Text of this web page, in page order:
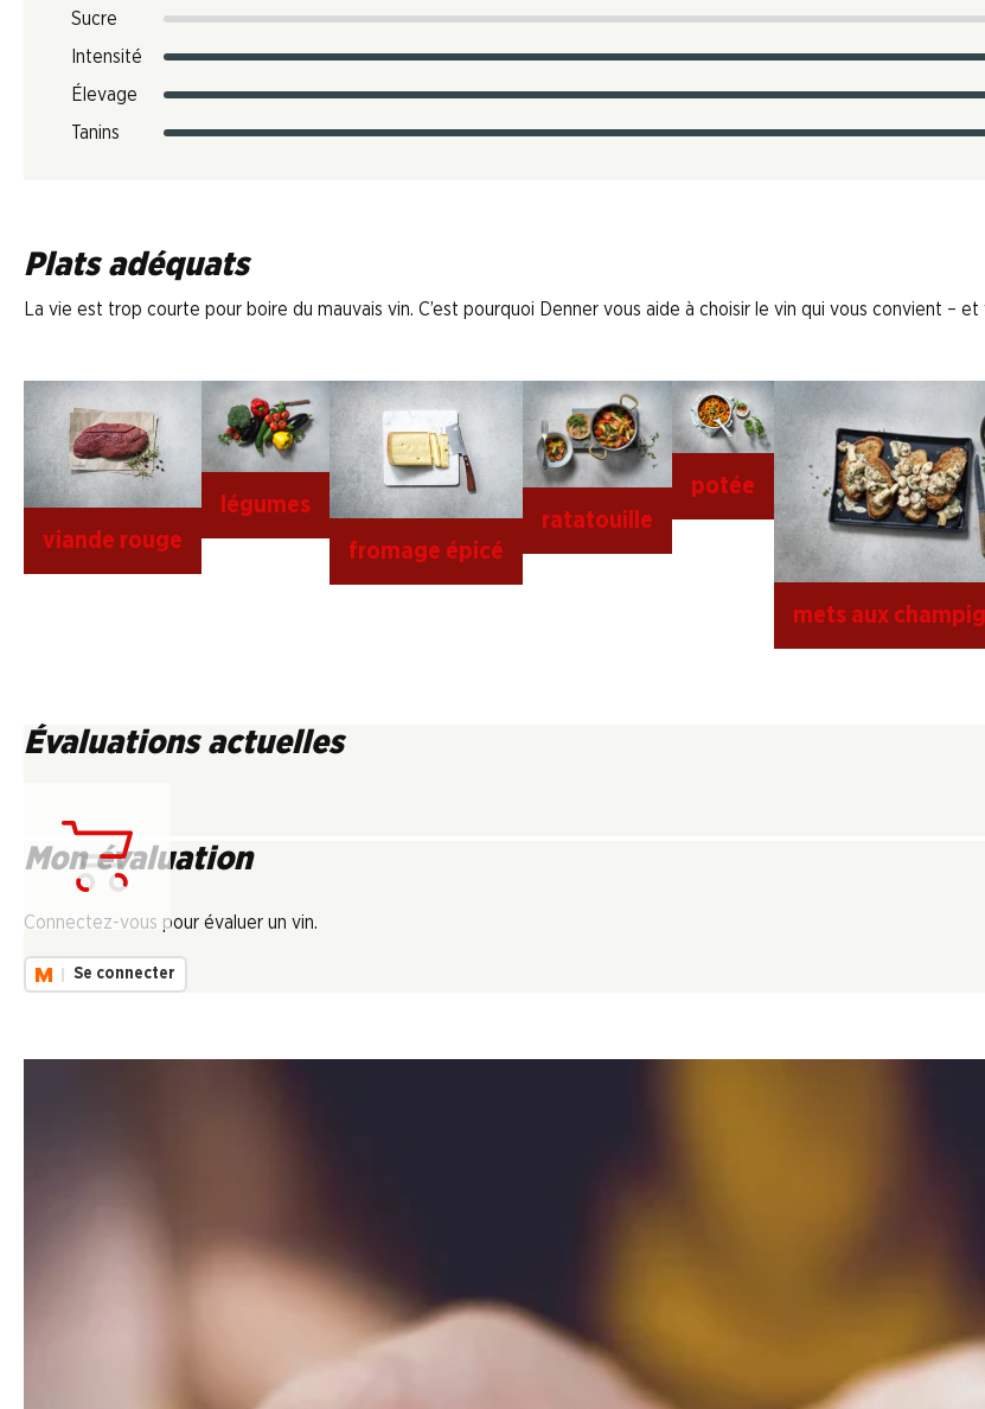
Sucre
Intensité
Élevage
Tanins
Plats adéquats
La vie est trop courte pour boire du mauvais vin. C’est pourquoi Denner vous aide à choisir le vin qui vous convient –
viande rouge
légumes
fromage épicé
ratatouille
potée
mets aux
Évaluations actuelles
Mon évaluation
Connectez-vous pour évaluer un vin.
Se connecter